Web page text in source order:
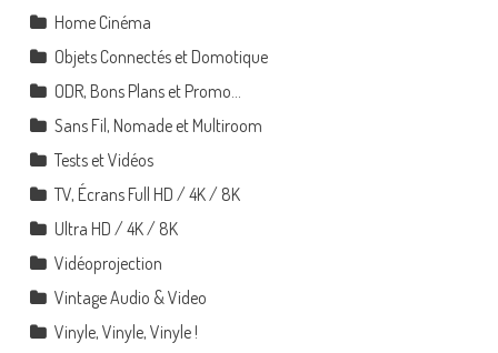
Home Cinéma
Objets Connectés et Domotique
ODR, Bons Plans et Promo…
Sans Fil, Nomade et Multiroom
Tests et Vidéos
TV, Écrans Full HD / 4K / 8K
Ultra HD / 4K / 8K
Vidéoprojection
Vintage Audio & Video
Vinyle, Vinyle, Vinyle !